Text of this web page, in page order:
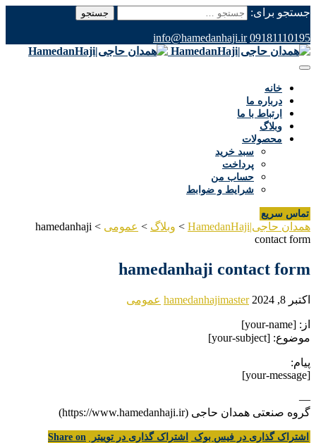
جستجو برای:
09181110195
info@hamedanhaji.ir
خانه
درباره ما
ارتباط با ما
وبلاگ
محصولات
سبد خرید
پرداخت
حساب من
شرایط و ضوابط
تماس سریع
همدان حاجی|HamedanHaji > وبلاگ > عمومی >
hamedanhaji
contact form
hamedanhaji contact form
اکتبر 8, 2024 hamedanhajimaster عمومی
از: [your-name]
موضوع: [your-subject]
پیام:
[your-message]
—
گروه صنعتی همدان حاجی (https://www.hamedanhaji.ir)
اشتراک گذاری در فیس بوک اشتراک گذاری در توییتر
Share on